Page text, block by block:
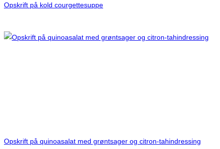
Opskrift på kold courgettesuppe
Opskrift på quinoasalat med grøntsager og citron-tahindressing